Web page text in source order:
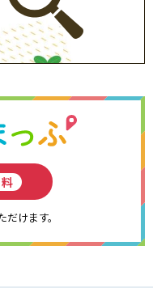
けます。